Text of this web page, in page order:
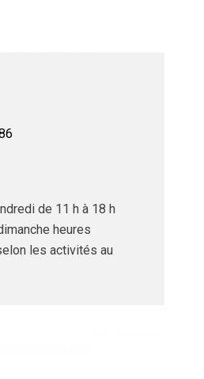
de 11 h à 18 h
heures
les activités au